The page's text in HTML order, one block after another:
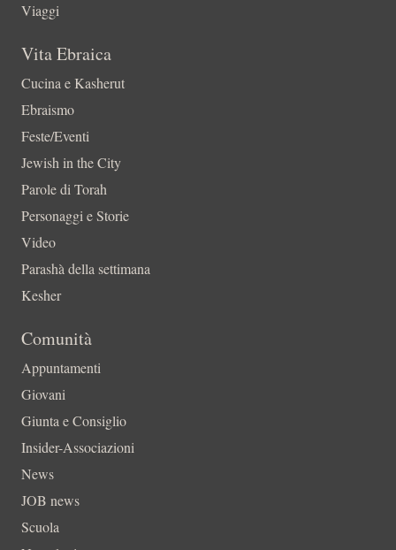
Viaggi
Vita Ebraica
Cucina e Kasherut
Ebraismo
Feste/Eventi
Jewish in the City
Parole di Torah
Personaggi e Storie
Video
Parashà della settimana
Kesher
Comunità
Appuntamenti
Giovani
Giunta e Consiglio
Insider-Associazioni
News
JOB news
Scuola